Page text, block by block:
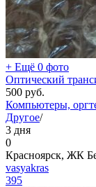
+ Ещё 0 фото
Оптический
500 руб.
Компьютеры,
Другое/
3 дня
0
Красноярск, ЖК
vasyakras
395